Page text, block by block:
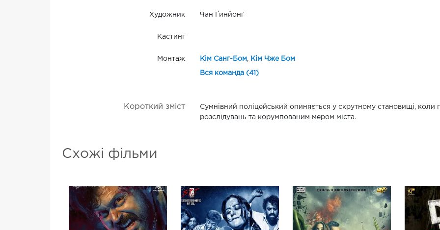
Художник Чан Ґинйонґ
Кастинг
Монтаж Кім Санг-Бом Кім Чже Бом
Вся команда (41)
Короткий зміст
Сумнівний поліцейський опиняється у скрутному становищі, коли
розслідувань та корумпованим мером міста.
Схожі фільми